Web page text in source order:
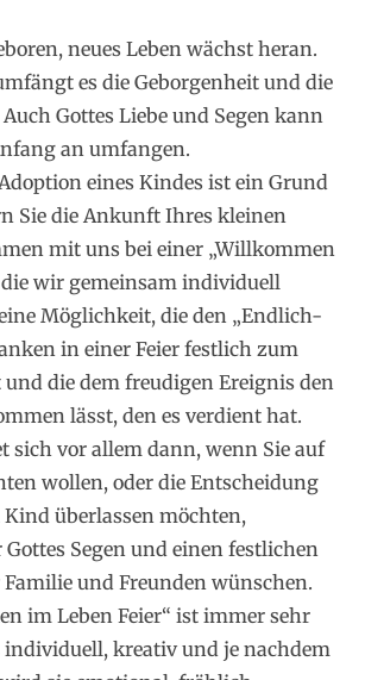
neues Leben wächst heran.
es die Geborgenheit und die
Gottes Liebe und Segen kann
an umfangen.
eines Kindes ist ein Grund
Sie die Ankunft Ihres kleinen
mit uns bei einer „Willkommen
die wir gemeinsam individuell
Möglichkeit, die den „Endlich-
in einer Feier festlich zum
die dem freudigen Ereignis den
lässt, den es verdient hat.
sich vor allem dann, wenn Sie auf
wollen, oder die Entscheidung
überlassen möchten,
Segen und einen festlichen
und Freunden wünschen.
im Leben Feier“ ist immer sehr
individuell, kreativ und je nachdem